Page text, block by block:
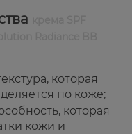
которая
по коже;
которая
кожи и